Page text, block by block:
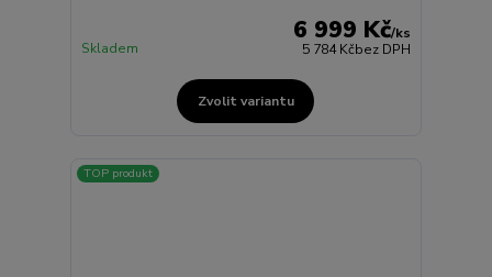
6 999 Kč/ks
5 784 Kčbez DPH
Skladem
Zvolit variantu
TOP produkt